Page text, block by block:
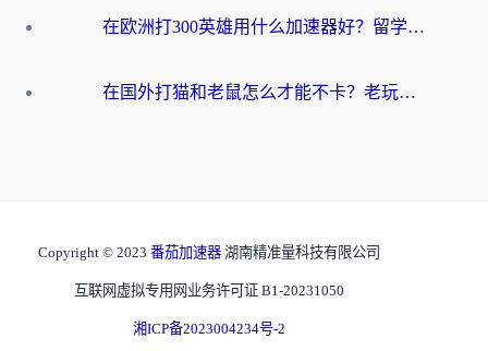
在欧洲打300英雄用什么加速器好？留学生亲测有效的解决方案来了
在国外打猫和老鼠怎么才能不卡？老玩家亲测的终极加速指南
Copyright © 2023 番茄加速器 湖南精准量科技有限公司
互联网虚拟专用网业务许可证 B1-20231050
湘ICP备2023004234号-2